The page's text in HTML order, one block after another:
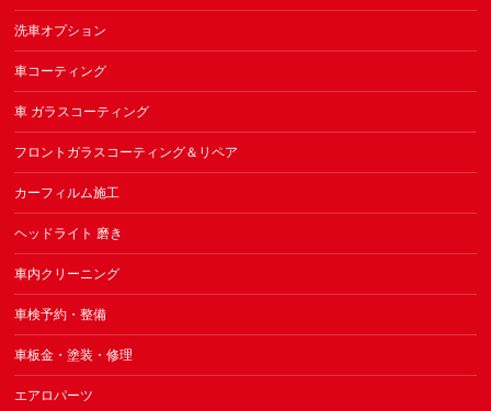
洗車オプション
車コーティング
車 ガラスコーティング
フロントガラスコーティング＆リペア
カーフィルム施工
ヘッドライト 磨き
車内クリーニング
車検予約・整備
車板金・塗装・修理
エアロパーツ